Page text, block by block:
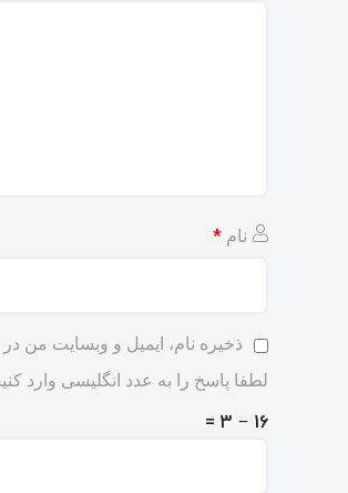
نام *
ذخیره نام، ایمیل و وبسایت من
لطفا پاسخ را به عدد انگلیسی وارد
16 − 3 =